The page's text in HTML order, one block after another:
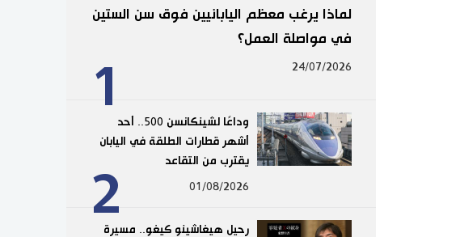
1
لماذا يرغب معظم اليابانيين فوق سن الستين
في مواصلة العمل؟
24/07/2026
2
وداعًا لشينكانسن 500.. أحد
أشهر قطارات الطلقة في اليابان
يقترب من التقاعد
01/08/2026
رحيل هيغاشينو كيغو.. مسيرة